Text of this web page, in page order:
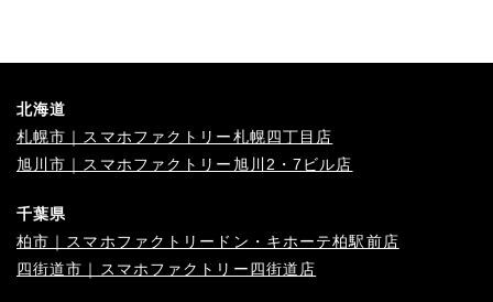
北海道
札幌市｜スマホファクトリー札幌四丁目店
旭川市｜スマホファクトリー旭川2・7ビル店
千葉県
柏市｜スマホファクトリードン・キホーテ柏駅前店
四街道市｜スマホファクトリー四街道店